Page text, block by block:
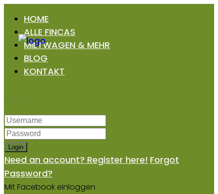
HOME
ALLE FINCAS
MIETWAGEN & MEHR
BLOG
KONTAKT
Login
Login
Need an account? Register here! Forgot
Password?
Mit Facebook einloggen